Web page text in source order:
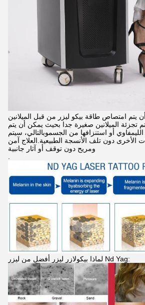
يتم امتصاص طاقة بيكو ليزر من قبل الميلانين
تجزئة الميلانين صغيرة جدا بحيث يمكن أن يتم
أو استنزافها من الجسموبالتالي، سيتم
الأخرى دون تلف الأنسجة الطبيعية.العلاج آمن
ومريح دون توقف أو آثار جانبية
لماذا بيكولازر ليزر أفضل من ليزر Nd Yag: